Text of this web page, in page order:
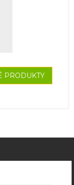
PRODUKTY